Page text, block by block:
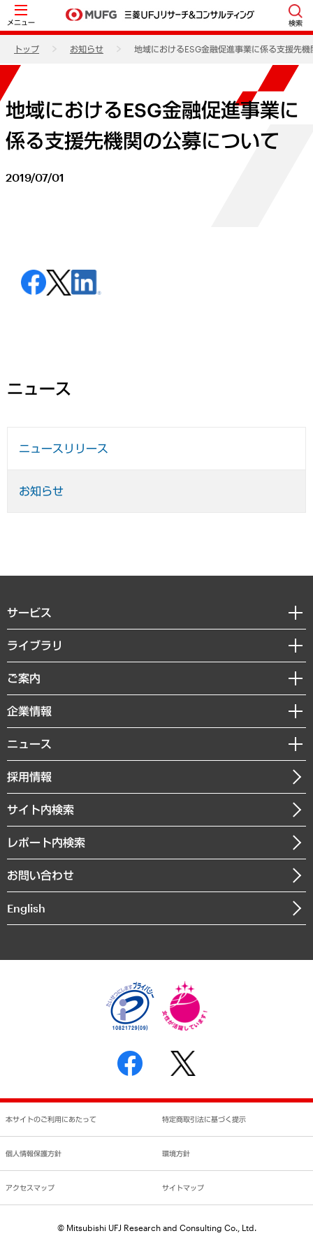
メニュー 検索
トップ お知らせ 地域におけるESG金融促進事業に係る支援先
地域におけるESG金融促進事業に
係る支援先機関の公募について
2019/07/01
ニュース
ニュースリリース
お知らせ
サービス
経営戦略
組織・人事戦略
デジタルイノベーション
共生・ダイバーシティ
GRC（ガバナンス・リスク・コンプライアンス）・防災（政策）
経済・産業・雇用・労働
まちづくり・観光・交通・スポーツ・スマートシティ
自然資源・農林水産業・食料システム
ライブラリ
経済調査
レポート
コラム
経営用語集
受託・受注実績（官公庁関連）
メディア掲載・出演
ご案内
セミナー・イベント情報
MUFGビジネスセミナー
受託案件情報
企業情報
私たちの想い
社長メッセージ
会社概要
沿革
組織図・本部部室紹介
インドネシア現地法人
個人情報保護方針
反社会的勢力に対する基本方針
書面による個人情報の開示等の請求の手続きについて
ニュース
ニュースリリース
お知らせ
採用情報
サイト内検索
レポート内検索
お問い合わせ
English
本サイトのご利用にあたって 特定商取引法に基づく提示
個人情報保護方針 環境方針
アクセスマップ サイトマップ
© Mitsubishi UFJ Research and Consulting Co., Ltd.